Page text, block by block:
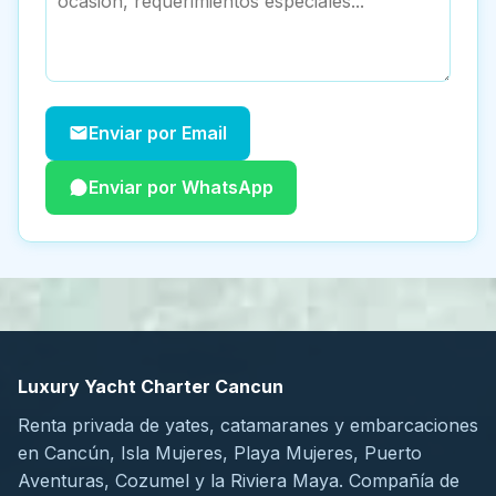
Enviar por Email
Enviar por WhatsApp
Luxury Yacht Charter Cancun
Renta privada de yates, catamaranes y embarcaciones
en Cancún, Isla Mujeres, Playa Mujeres, Puerto
Aventuras, Cozumel y la Riviera Maya. Compañía de